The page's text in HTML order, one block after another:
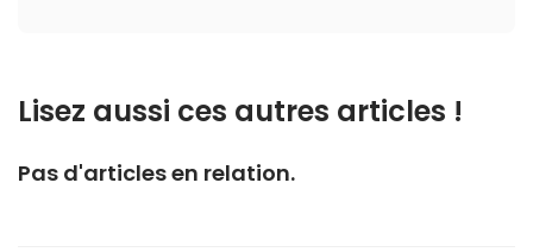
Lisez aussi ces autres articles !
Pas d'articles en relation.